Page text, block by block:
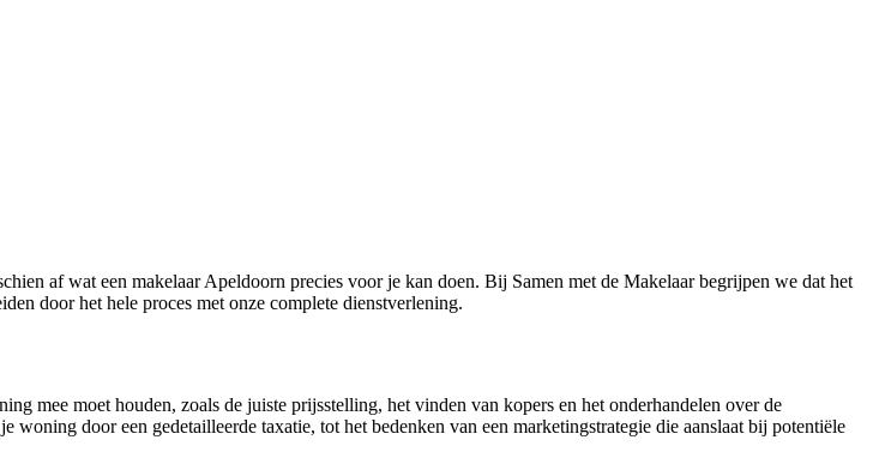
af wat een makelaar Apeldoorn precies voor je kan doen. Bij Samen met de Makelaar begrijpen we dat het
door het hele proces met onze complete dienstverlening.
mee moet houden, zoals de juiste prijsstelling, het vinden van kopers en het onderhandelen over de
door een gedetailleerde taxatie, tot het bedenken van een marketingstrategie die aanslaat bij potentiële